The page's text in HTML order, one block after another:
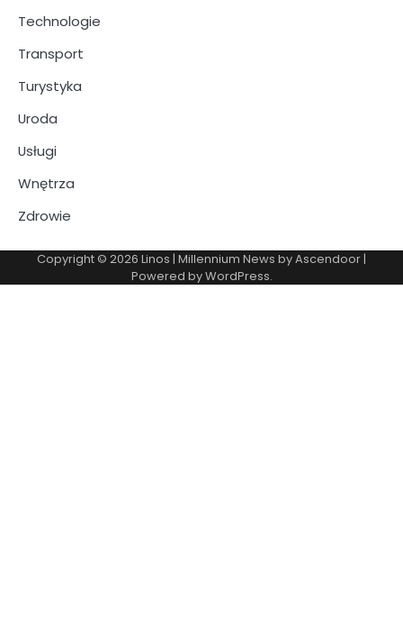
Technologie
Transport
Turystyka
Uroda
Usługi
Wnętrza
Zdrowie
Copyright © 2026 Linos | Millennium News byAscendoor |
Powered byWordPress.